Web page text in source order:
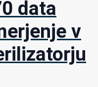
data
v